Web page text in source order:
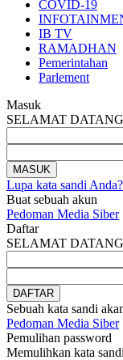
COVID-19
IB TV
RAMADHAN
Pemerintahan
Parlement
Masuk
SELAMAT
Lupa kata sandi Anda?
Buat sebuah akun
Pedoman Media Siber
Daftar
SELAMAT
Sebuah kata sandi
Pedoman Media Siber
Pemulihan password
Memulihkan kata